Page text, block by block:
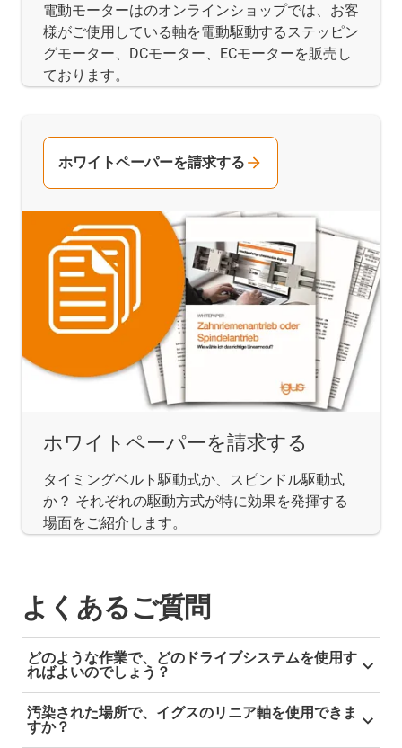
電動モーターはのオンラインショップでは、お客
様がご使用している軸を電動駆動するステッピン
グモーター、DCモーター、ECモーターを販売し
ております。
ホワイトペーパーを請求する
タイミングベルト駆動式か、スピンドル駆動式
か？ それぞれの駆動方式が特に効果を発揮する
場面をご紹介します。
ホワイトペーパーを請求する
よくあるご質問
どのような作業で、どのドライブシステムを使用す
ればよいのでしょう？
当社の各種リニアドライブは、あらゆる作業で、様々
な利点を提供します
汚染された場所で、イグスのリニア軸を使用できま
すか？